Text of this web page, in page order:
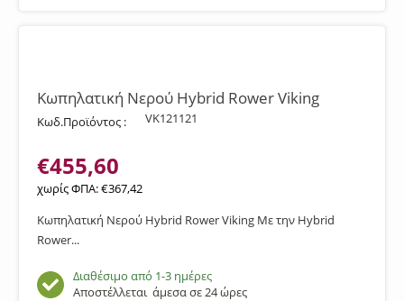
Κωπηλατική Νερού Hybrid Rower Viking
Κωδ.Προϊόντος : VK121121
€455,60
χωρίς ΦΠΑ:€367,42
Κωπηλατική Νερού Hybrid Rower Viking Με την Hybrid
Rower...
Διαθέσιμο από 1-3 ημέρες
Αποστέλλεται άμεσα σε 24 ώρες